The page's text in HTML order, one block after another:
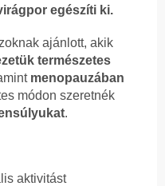
egészíti ki.
ajánlott, akik
természetes
menopauzában
módon szeretnék
.
aktivitást